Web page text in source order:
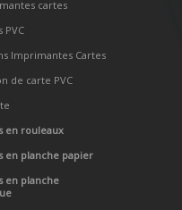
cartes
PVC
Imprimantes Cartes
de carte PVC
en rouleaux
en planche papier
en planche